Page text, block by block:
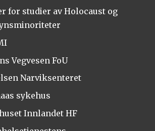
for studier av Holocaust og
Vegvesen FoU
Narviksenteret
sykehus
Innlandet HF